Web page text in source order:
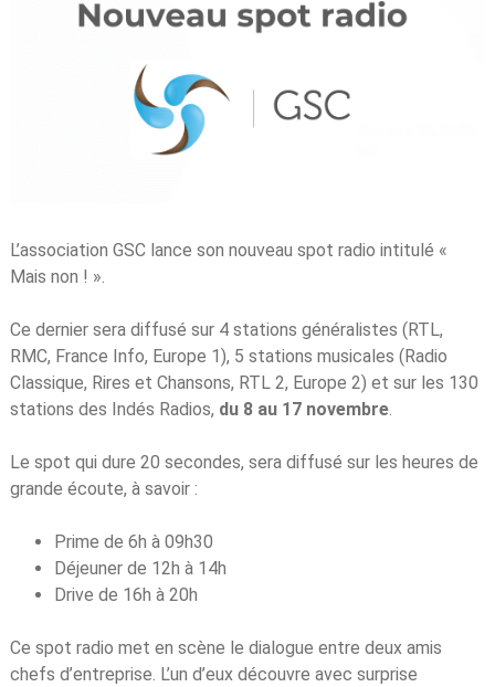
L’association GSC lance son nouveau spot radio intitulé «
Mais non ! ».
Ce dernier sera diffusé sur 4 stations généralistes (RTL,
RMC, France Info, Europe 1), 5 stations musicales (Radio
Classique, Rires et Chansons, RTL 2, Europe 2) et sur les 130
stations des Indés Radios, du 8 au 17 novembre.
Le spot qui dure 20 secondes, sera diffusé sur les heures de
grande écoute, à savoir :
Prime de 6h à 09h30
Déjeuner de 12h à 14h
Drive de 16h à 20h
Ce spot radio met en scène le dialogue entre deux amis
chefs d’entreprise. L’un d’eux découvre avec surprise